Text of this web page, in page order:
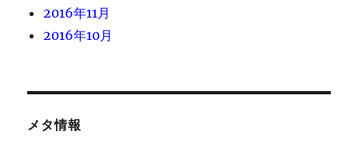
2016年11月
2016年10月
メタ情報